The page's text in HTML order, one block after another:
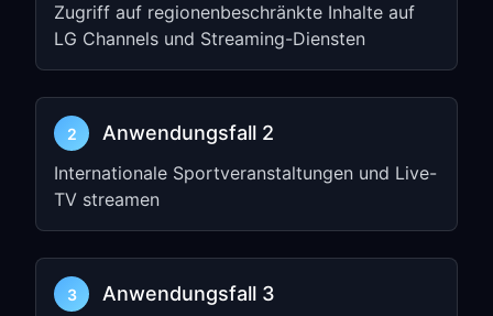
Schritt 2: LG WebOS Proxy-
Einstellungen konfigurieren
(Zahnradsymbol) auf Ihrer LG Magic
Remote
Navigieren Sie zu
Connection
Netzwerk aus
Zugriff auf regionenbeschränkte Inhalte auf
LG Channels und Streaming-Diensten
2 Anwendungsfall 2
Internationale Sportveranstaltungen und Live-
TV streamen
3 Anwendungsfall 3